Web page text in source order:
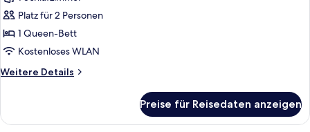
Zimmer
anzeigen
Platz für 2 Personen
1 Queen-Bett
Kostenloses WLAN
Weitere Details
Weitere
Zimmer
Preise für Reisedaten anzeigen